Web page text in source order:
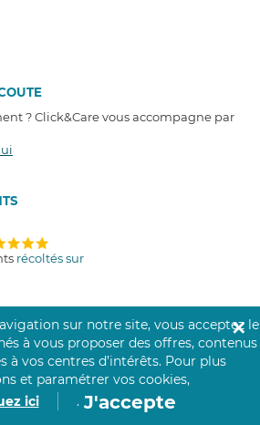
? Click&Care vous accompagne par
récoltés sur
sur notre site, vous acceptez le
à vous proposer des offres, contenus
à vos centres d’intérêts. Pour plus
et paramétrer vos cookies,
ici
. J'accepte
✕